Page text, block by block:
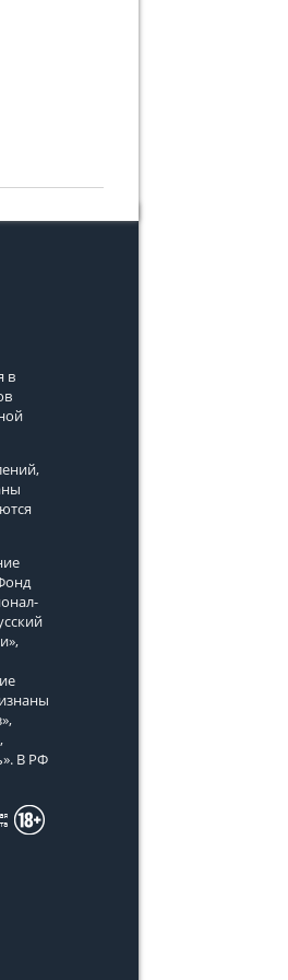
в
В РФ